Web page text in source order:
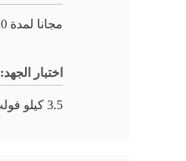
مجانا لمدة 20 سم
اختبار الجهد:
3.5 كيلو فولت / 5 دقائق